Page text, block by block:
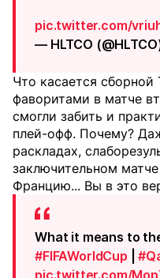
pic.twitter.com/
— HLTCO
Что касается
фаворитами в матче
смогли забить и
плей-офф. Почему?
раскладах,
заключительном
Францию... Вы в это
What it means to
#FIFAWorldCup |
pic.twitter.com/